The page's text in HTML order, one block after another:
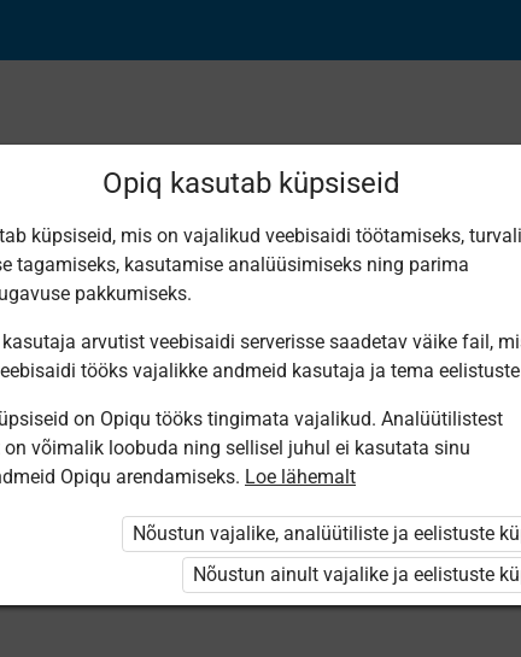
2 vastet
ja
Koolibri
Käsitöötuba.
Kunsti- ja
3. osa
Opiq kasutab küpsiseid
küpsiseid, mis on vajalikud veebisaidi töötamiseks,
tagamiseks, kasutamise analüüsimiseks ning parima
pakkumiseks.
arvutist veebisaidi serverisse saadetav väike fail,
tööks vajalikke andmeid kasutaja ja tema
on Opiqu tööks tingimata vajalikud. Analüütilistest
on võimalik loobuda ning sellisel juhul ei kasutata sinu
Opiqu arendamiseks. Loe lähemalt
Nõustun vajalike, analüütiliste ja eelistuste
Nõustun ainult vajalike ja eelistuste